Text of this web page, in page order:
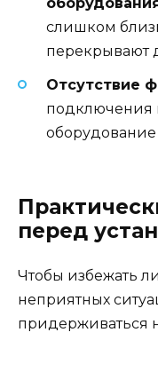
слишком
перекрывают
Отсутствие
подключения
оборудование
перед
Чтобы избежать
неприятных
придерживаться